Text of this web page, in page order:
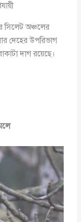
সিলেট অঞ্চলের
দেহের উপরিভাগ
দাগ রয়েছে।